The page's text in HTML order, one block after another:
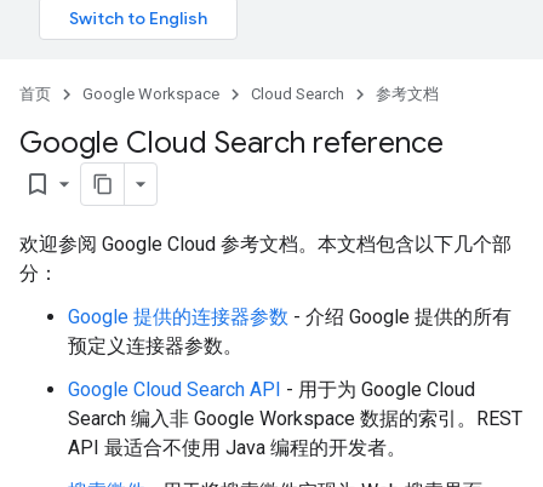
首页 Google Workspace Cloud Search 参考文档
Google Cloud Search reference
bookmark_border
欢迎参阅 Google Cloud 参考文档。本文档包含以下几个部
分：
Google 提供的连接器参数 - 介绍 Google 提供的所有
预定义连接器参数。
Google Cloud Search API - 用于为 Google Cloud
Search 编入非 Google Workspace 数据的索引。REST
API 最适合不使用 Java 编程的开发者。